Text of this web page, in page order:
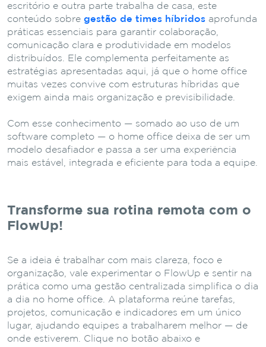
escritório e outra parte trabalha de casa, este
conteúdo sobre gestão de times híbridos aprofunda
práticas essenciais para garantir colaboração,
comunicação clara e produtividade em modelos
distribuídos. Ele complementa perfeitamente as
estratégias apresentadas aqui, já que o home office
muitas vezes convive com estruturas híbridas que
exigem ainda mais organização e previsibilidade.
Com esse conhecimento — somado ao uso de um
software completo — o home office deixa de ser um
modelo desafiador e passa a ser uma experiência
mais estável, integrada e eficiente para toda a equipe.
Transforme sua rotina remota com o
FlowUp!
Se a ideia é trabalhar com mais clareza, foco e
organização, vale experimentar o FlowUp e sentir na
prática como uma gestão centralizada simplifica o dia
a dia no home office. A plataforma reúne tarefas,
projetos, comunicação e indicadores em um único
lugar, ajudando equipes a trabalharem melhor — de
onde estiverem. Clique no botão abaixo e